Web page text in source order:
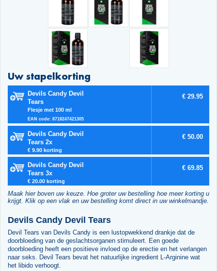
Uw stapelkorting
Devils Candy Devil
Tears
Flesje met 100 ml
EAN code: 8718247421305
€ 29.95
Devils Candy Devil
Tears 2x
€ 9.90 korting
€ 50.00
Devils Candy Devil
Tears 3x
€ 20.00 korting
€ 69.85
Maak hier boven uw keuze. Hoe groter uw bestelling hoe meer korting u
krijgt. Klik op een vlak en uw bestelling komt direct in uw winkelmandje.
Devils Candy Devil Tears
Devil Tears van Devils Candy is een lustopwekkend drankje dat de
doorbloeding van de geslachtsorganen stimuleert. Een goede
doorbloeding heeft een positieve invloed op de erectie en het verlangen
naar seks. Devil Tears bevat het natuurlijke ingredient L-Arginine wat
het libido verhoogt.